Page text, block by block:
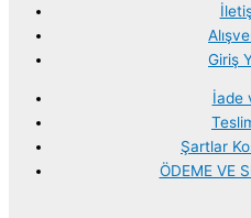
Giriş
İade
Şartlar
ÖDEME VE